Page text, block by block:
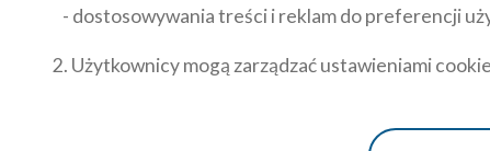
- dostosowywania treści i reklam do preferencji
2. Użytkownicy mogą zarządzać ustawieniami